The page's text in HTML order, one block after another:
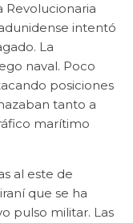
Revolucionaria
intentó
La
naval. Poco
posiciones
tanto a
marítimo
al este de
que se ha
pulso militar. Las